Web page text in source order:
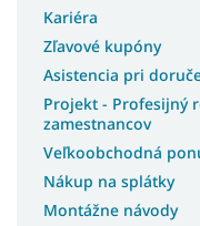
Kariéra
Zľavové kupóny
Asistencia pri
Projekt - Profesijný
zamestnancov
Veľkoobchodná
Nákup na splátky
Montážne návody